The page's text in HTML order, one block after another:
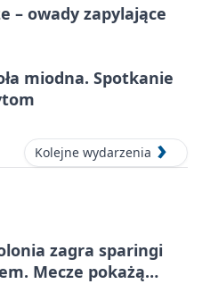
– owady zapylające
miodna. Spotkanie
Kolejne wydarzenia
zagra sparingi
Mecze pokażą